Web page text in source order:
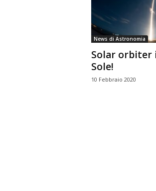
News di Astronomia
Solar orbiter
Sole!
10 Febbraio 2020